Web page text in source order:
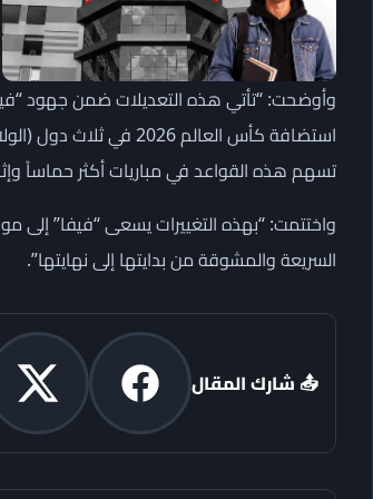
وأوضحت: “تأتي هذه التعديلات ضمن جهود
تسهم هذه القواعد في مباريات أكثر حماساً
واختتمت: “بهذه التغييرات يسعى “فيفا” إلى
السريعة والمشوقة من بدايتها إلى نهايتها”.
📤 شارك المقال